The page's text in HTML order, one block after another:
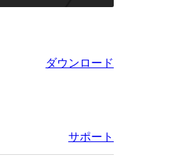
ダウンロード
サポート